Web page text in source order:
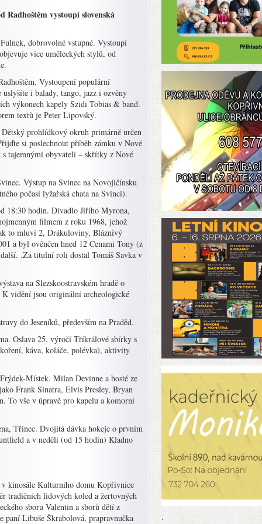
Radhoštěm vystoupí slovenská
dobrovolné vstupné. Vystoupí
více uměleckých stylů, od
Vystoupení populární
uslyšíte i balady, tango, jazz i ozvěny
výkonech kapely Szidi Tobias & band.
textů je Peter Lipovský.
prohlídkový okruh primárně určen
si poslechnout příběh zámku v Nové
s tajemnými obyvateli – skřítky z Nové
Výstup na Svinec na Novojičínsku
počasí lyžařská chata na Svinci).
18:30 hodin. Divadlo Jiřího Myrona,
filmem z roku 1968, jehož
to mluví 2, Drákuloviny, Bláznivý
a byl ověnčen hned 12 Cenami Tony (z
.Za titulní roli dostal Tomáš Savka v
na Slezskoostravském hradě o
vidění jsou originální archeologické
do Jeseníků, především na Praděd.
Oslava 25. výročí Tříkrálové sbírky s
káva, koláče, polévka), aktivity
Místek. Milan Devinne a hosté ze
Frank Sinatra, Elvis Presley, Bryan
To vše v úpravě pro kapelu a komorní
Třinec. Dvojitá dávka hokeje o prvním
a v neděli (od 15 hodin) Kladno
kinosále Kulturního domu Kopřivnice
tradičních lidových koled a žertovných
sboru Valentin a sborů dětí z
Libuše Škrabolová, prapravnučka
.